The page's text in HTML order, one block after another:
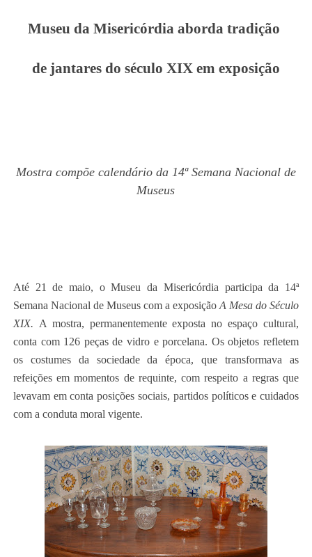
Museu da Misericórdia aborda tradição
de jantares do século XIX em exposição
Mostra compõe calendário da 14ª Semana Nacional de
Museus
Até 21 de maio, o Museu da Misericórdia participa da 14ª
Semana Nacional de Museus com a exposiçãoA Mesa do Século
XIX. A mostra, permanentemente exposta no espaço cultural,
conta com 126 peças de vidro e porcelana. Os objetos refletem
os costumes da sociedade da época, que transformava as
refeições em momentos de requinte, com respeito a regras que
levavam em conta posições sociais, partidos políticos e cuidados
com a conduta moral vigente.